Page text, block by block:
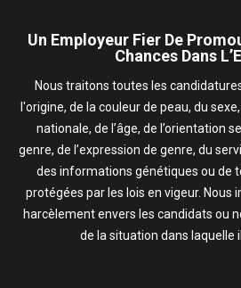
Un Employeur Fier De
Chances Dans
Nous traitons toutes les
l'origine, de la couleur de peau, du
nationale, de l’âge, de l’orientation
genre, de l’expression de genre, du
des informations génétiques ou de
protégées par les lois en vigeur. Nous
harcèlement envers les candidats ou
de la situation dans laquelle